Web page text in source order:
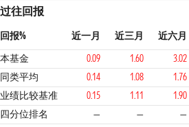
过往回报
回报% 近一月 近三月 近六月
本基金
0.09 1.60 3.02
同类平均
0.14 1.08 1.76
业绩比较基准
0.15 1.11 1.90
四分位排名
— — —